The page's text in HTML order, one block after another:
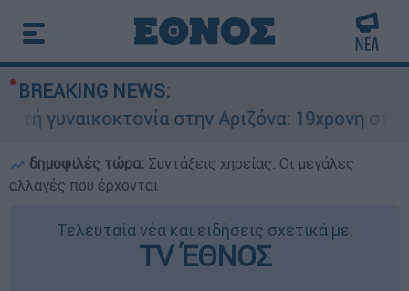
BREAKING NEWS:
στην Αριζόνα: 19χρονη
δημοφιλές τώρα: Συντάξεις χηρείας: Οι μεγάλες
αλλαγές που έρχονται
Τελευταία νέα και ειδήσεις σχετικά με:
ΤV ΈΘΝΟΣ